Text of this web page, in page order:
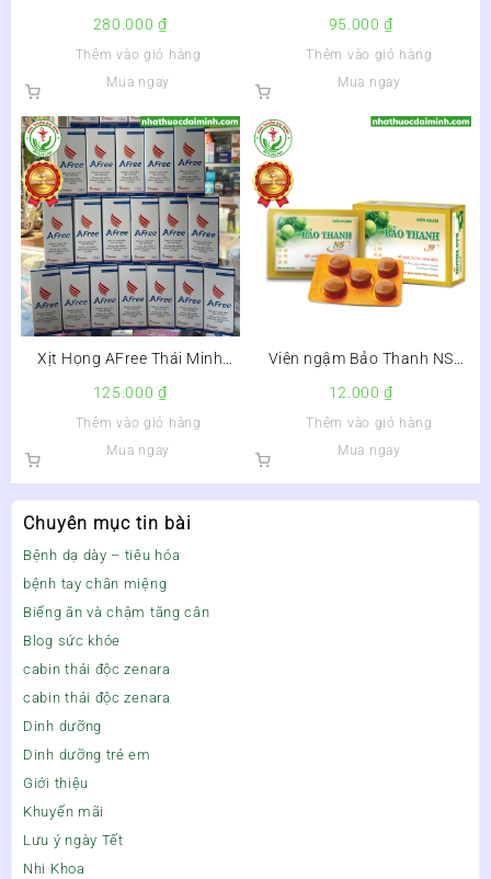
Chuyên mục tin bài
Bệnh dạ dày – tiêu hóa
bệnh tay chân miệng
Biếng ăn và chậm tăng cân
Blog sức khỏe
cabin thải độc zenara
cabin thải độc zenara
Dinh dưỡng
Dinh dưỡng trẻ em
Giới thiệu
Khuyến mãi
Lưu ý ngày Tết
Nhi Khoa
280.000₫
Thêm vào giỏ hàng
Mua ngay
95.000₫
Thêm vào giỏ hàng
Mua ngay
Xịt Họng AFree Thái Minh
125.000₫
Thêm vào giỏ hàng
Mua ngay
Viên ngậm Bảo Thanh NS
12.000₫
Thêm vào giỏ hàng
Mua ngay